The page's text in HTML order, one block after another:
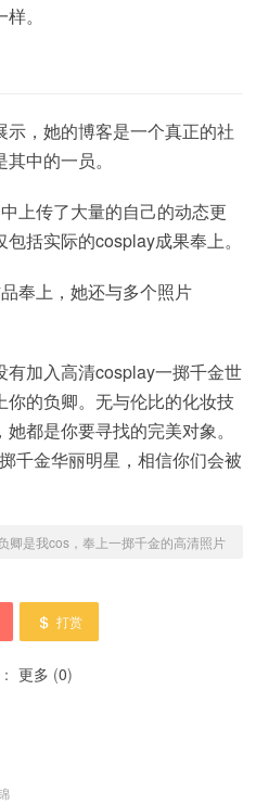
。
，她的博客是一个真正的社
中的一员。
上传了大量的自己的动态更
括实际的cosplay成果奉上。
奉上，她还与多个照片
有加入高清cosplay一掷千金世
的负卿。无与伦比的化妆技
都是你要寻找的完美对象。
千金华丽明星，相信你们会被
卿是我cos，奉上一掷千金的高清照片
打赏
更多 (0)